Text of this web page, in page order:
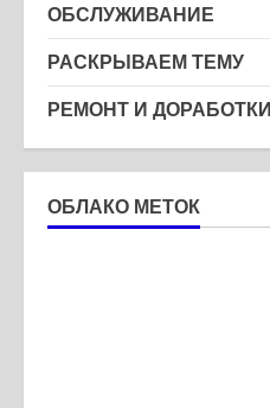
ОБСЛУЖИВАНИЕ
РАСКРЫВАЕМ ТЕМУ
РЕМОНТ И ДОРАБОТКИ
ОБЛАКО МЕТОК